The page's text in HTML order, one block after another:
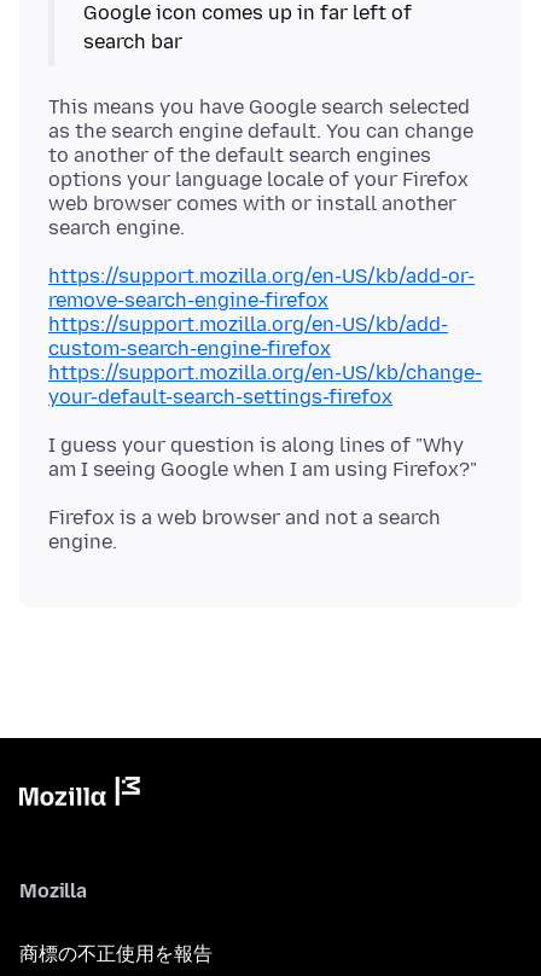
Google icon comes up in far left of
This means you have Google search selected
as the search engine default. You can change
to another of the default search engines
options your language locale of your Firefox
web browser comes with or install another
https://support.mozilla.org/en-US/kb/add-or-
remove-search-engine-firefox
https://support.mozilla.org/en-US/kb/add-
custom-search-engine-firefox
https://support.mozilla.org/en-US/kb/change-
your-default-search-settings-firefox
I guess your question is along lines of "Why
Firefox is a web browser and not a search
Mozilla
商標の不正使用を報告